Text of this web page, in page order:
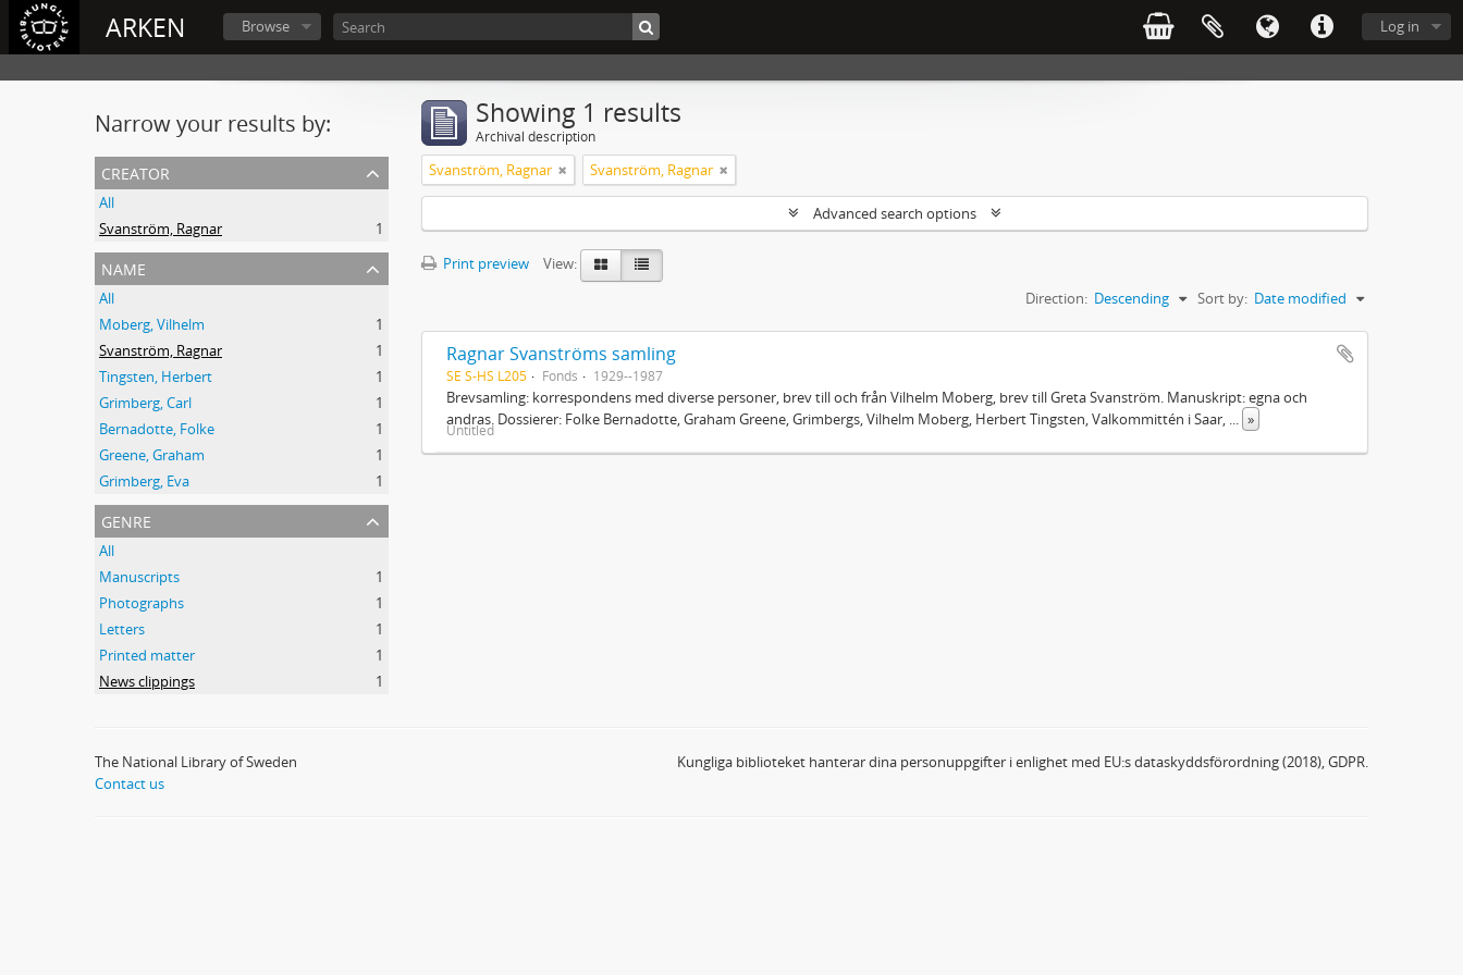
ARKEN Log in
Browse
Narrow your results by:
creator
All
Svanström, Ragnar
1
name
All
Moberg, Vilhelm
1
Svanström, Ragnar
1
Tingsten, Herbert
1
Grimberg, Carl
1
Bernadotte, Folke
1
Greene, Graham
1
Grimberg, Eva
1
genre
All
Manuscripts
1
Photographs
1
Letters
1
Printed matter
1
News clippings
1
Showing 1 results
Archival description
Svanström, Ragnar Svanström, Ragnar
Advanced search options
Print preview
View:
Sort by: Date modified
Direction: Descending
Ragnar Svanströms samling
SE S-HS L205 Fonds 1929--1987
Brevsamling: korrespondens med diverse personer, brev till och från Vilhelm Moberg, brev till Greta Svanström. Manuskript: egna och
andras. Dossierer: Folke Bernadotte, Graham Greene, Grimbergs, Vilhelm Moberg, Herbert Tingsten, Valkommittén i Saar,
»
Untitled
The National Library of Sweden
Contact us
Kungliga biblioteket hanterar dina personuppgifter i enlighet med EU:s dataskyddsförordning (2018), GDPR.